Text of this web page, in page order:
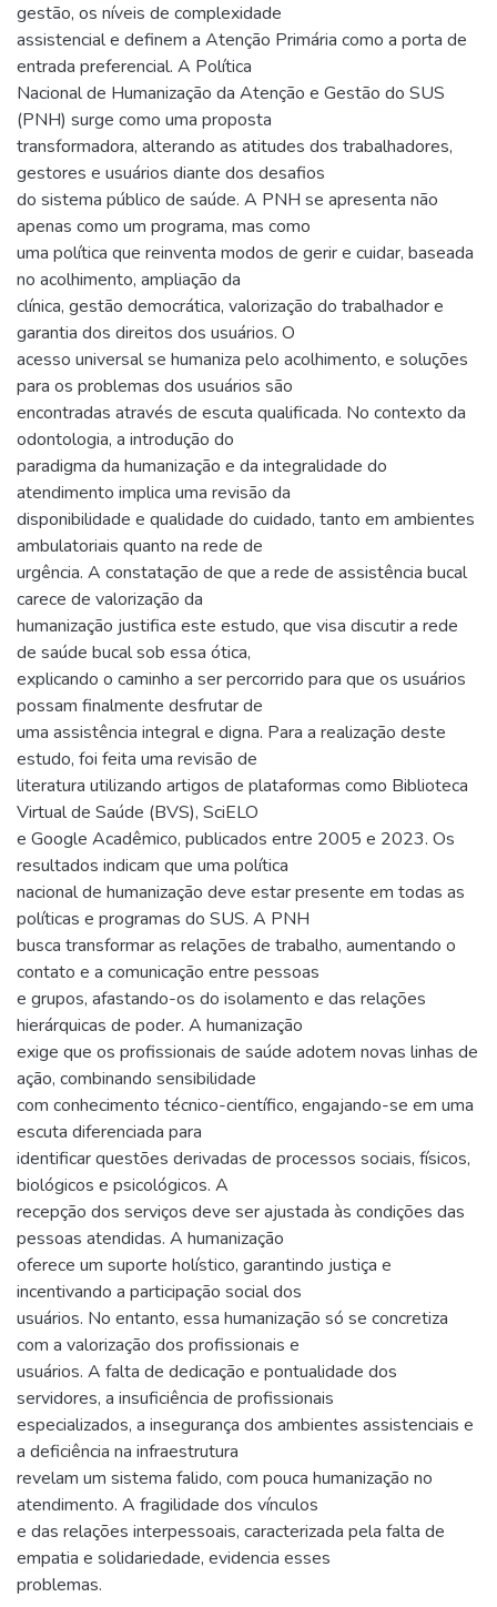
gestão, os níveis de complexidade
assistencial e definem a Atenção Primária como a porta de
entrada preferencial. A Política
Nacional de Humanização da Atenção e Gestão do SUS
(PNH) surge como uma proposta
transformadora, alterando as atitudes dos trabalhadores,
gestores e usuários diante dos desafios
do sistema público de saúde. A PNH se apresenta não
apenas como um programa, mas como
uma política que reinventa modos de gerir e cuidar, baseada
no acolhimento, ampliação da
clínica, gestão democrática, valorização do trabalhador e
garantia dos direitos dos usuários. O
acesso universal se humaniza pelo acolhimento, e soluções
para os problemas dos usuários são
encontradas através de escuta qualificada. No contexto da
odontologia, a introdução do
paradigma da humanização e da integralidade do
atendimento implica uma revisão da
disponibilidade e qualidade do cuidado, tanto em ambientes
ambulatoriais quanto na rede de
urgência. A constatação de que a rede de assistência bucal
carece de valorização da
humanização justifica este estudo, que visa discutir a rede
de saúde bucal sob essa ótica,
explicando o caminho a ser percorrido para que os usuários
possam finalmente desfrutar de
uma assistência integral e digna. Para a realização deste
estudo, foi feita uma revisão de
literatura utilizando artigos de plataformas como Biblioteca
Virtual de Saúde (BVS), SciELO
e Google Acadêmico, publicados entre 2005 e 2023. Os
resultados indicam que uma política
nacional de humanização deve estar presente em todas as
políticas e programas do SUS. A PNH
busca transformar as relações de trabalho, aumentando o
contato e a comunicação entre pessoas
e grupos, afastando-os do isolamento e das relações
hierárquicas de poder. A humanização
exige que os profissionais de saúde adotem novas linhas de
ação, combinando sensibilidade
com conhecimento técnico-científico, engajando-se em uma
escuta diferenciada para
identificar questões derivadas de processos sociais, físicos,
biológicos e psicológicos. A
recepção dos serviços deve ser ajustada às condições das
pessoas atendidas. A humanização
oferece um suporte holístico, garantindo justiça e
incentivando a participação social dos
usuários. No entanto, essa humanização só se concretiza
com a valorização dos profissionais e
usuários. A falta de dedicação e pontualidade dos
servidores, a insuficiência de profissionais
especializados, a insegurança dos ambientes assistenciais e
a deficiência na infraestrutura
revelam um sistema falido, com pouca humanização no
atendimento. A fragilidade dos vínculos
e das relações interpessoais, caracterizada pela falta de
empatia e solidariedade, evidencia esses
problemas.